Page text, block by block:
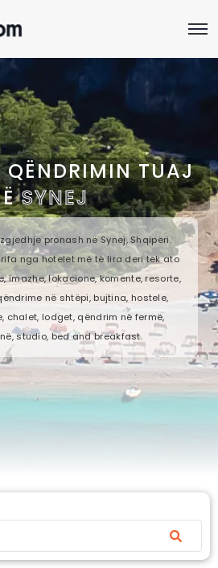
QËNDRIMIN TUAJ
SYNEJ
pronash në Synej, Shqipëri.
nga hotelet më të lira deri tek ato
imazhe, lokacione, komente, resorte,
në shtëpi, bujtina, hostele,
chalet, lodget, qëndrim në fermë,
studio, bed and breakfast.